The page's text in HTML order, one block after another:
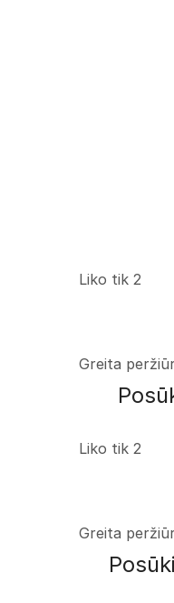
Liko tik 2
Greita
Liko tik 2
Greita